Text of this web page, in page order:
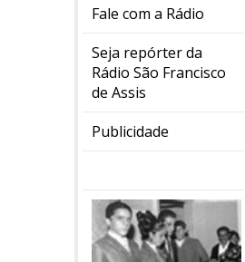
Fale com a Rádio
Seja repórter da
Rádio São Francisco
de Assis
Publicidade